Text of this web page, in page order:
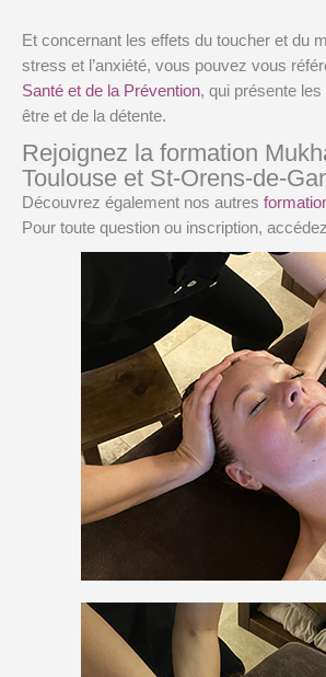
Et concernant les effets du toucher et du
stress et l’anxiété, vous pouvez vous
Santé et de la Prévention, qui présente
être et de la détente.
Rejoignez la formation
Toulouse et St-Orens-de-
Découvrez également nos autres
Pour toute question ou inscription,